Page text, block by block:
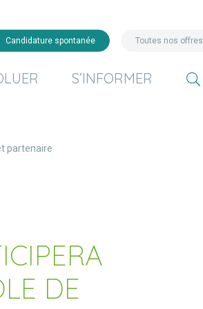
Candidature spontanée Toutes nos offres
S’INFORMER
partenaire
DE